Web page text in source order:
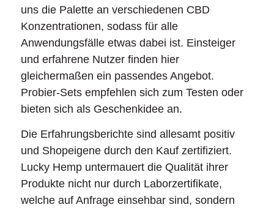
uns die Palette an verschiedenen CBD
Konzentrationen, sodass für alle
Anwendungsfälle etwas dabei ist. Einsteiger
und erfahrene Nutzer finden hier
gleichermaßen ein passendes Angebot.
Probier-Sets empfehlen sich zum Testen oder
bieten sich als Geschenkidee an.
Die Erfahrungsberichte sind allesamt positiv
und Shopeigene durch den Kauf zertifiziert.
Lucky Hemp untermauert die Qualität ihrer
Produkte nicht nur durch Laborzertifikate,
welche auf Anfrage einsehbar sind, sondern